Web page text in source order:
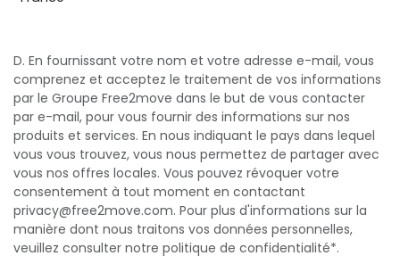
D. En fournissant votre nom et votre adresse e-mail, vous
comprenez et acceptez le traitement de vos informations
par le Groupe Free2move dans le but de vous contacter
par e-mail, pour vous fournir des informations sur nos
produits et services. En nous indiquant le pays dans lequel
vous vous trouvez, vous nous permettez de partager avec
vous nos offres locales. Vous pouvez révoquer votre
consentement à tout moment en contactant
privacy@free2move.com. Pour plus d'informations sur la
manière dont nous traitons vos données personnelles,
veuillez consulter notre politique de confidentialité*.